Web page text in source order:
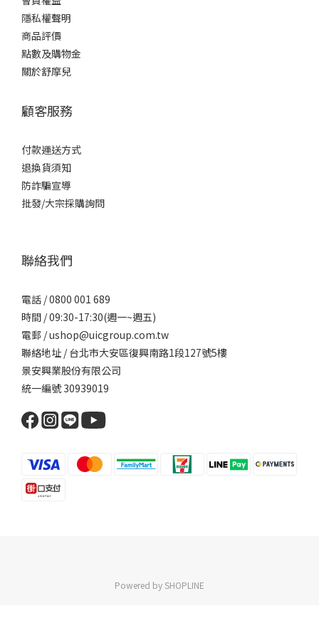
隱私權聲明
商品評價
點數及購物金
關於舒摩兒
顧客服務
付款運送方式
退換貨須知
防詐騙宣導
批發/大宗採購詢問
聯絡我們
電話 / 0800 001 689
時間 / 09:30-17:30(週一~週五)
電郵 / ushop@uicgroup.com.tw
聯絡地址 / 台北市大安區復興南路1段127號5樓
景安興業股份有限公司
統一編號 30939019
Powered by SHOPLINE